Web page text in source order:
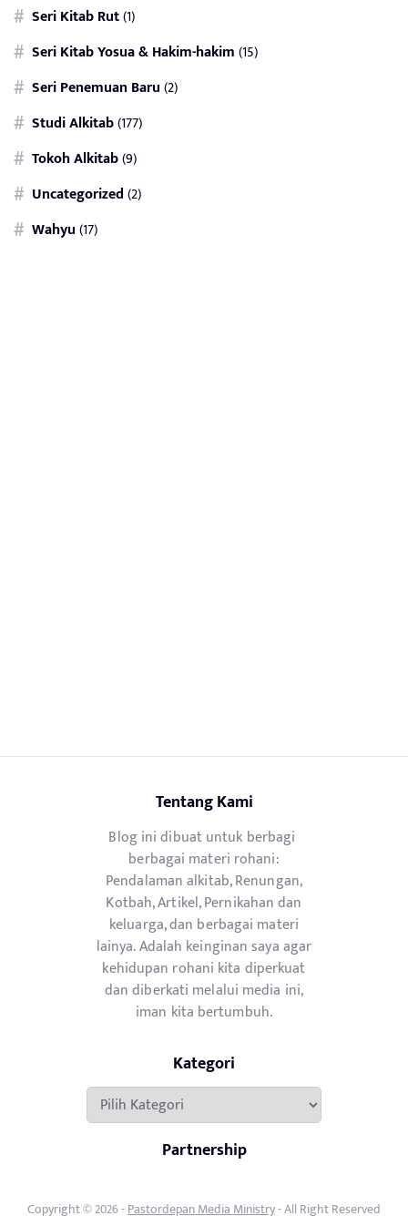
Seri Kitab Rut(1)
Seri Kitab Yosua & Hakim-hakim(15)
Seri Penemuan Baru(2)
Studi Alkitab(177)
Tokoh Alkitab(9)
Uncategorized(2)
Wahyu(17)
Tentang Kami
Blog ini dibuat untuk berbagi
berbagai materi rohani:
Pendalaman alkitab, Renungan,
Kotbah, Artikel, Pernikahan dan
keluarga, dan berbagai materi
lainya. Adalah keinginan saya agar
kehidupan rohani kita diperkuat
dan diberkati melalui media ini,
iman kita bertumbuh.
Kategori
Kategori
Partnership
Copyright © 2026 -Pastordepan Media Ministry- All Right Reserved